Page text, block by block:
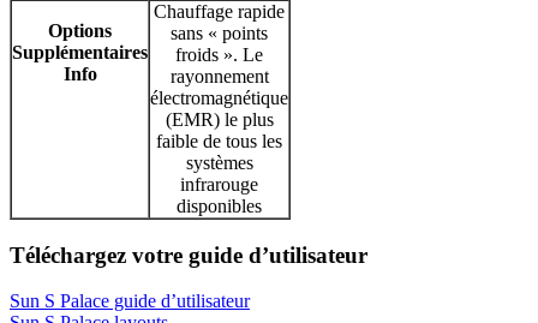
Options
Supplémentaires
Info
Chauffage rapide
sans « points
froids ». Le
rayonnement
électromagnétique
(EMR) le plus
faible de tous les
systèmes
infrarouge
disponibles
Téléchargez votre guide d’utilisateur
Sun S Palace guide d’utilisateur